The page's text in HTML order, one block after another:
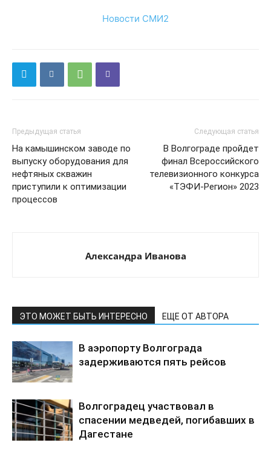
Новости СМИ2
Предыдущая статья
На камышинском заводе по
выпуску оборудования для
нефтяных скважин
приступили к оптимизации
процессов
Следующая статья
В Волгограде пройдет
финал Всероссийского
телевизионного конкурса
«ТЭФИ-Регион» 2023
Александра Иванова
ЭТО МОЖЕТ БЫТЬ ИНТЕРЕСНО ЕЩЕ ОТ АВТОРА
В аэропорту Волгограда
задерживаются пять рейсов
Волгоградец участвовал в
спасении медведей, погибавших в
Дагестане